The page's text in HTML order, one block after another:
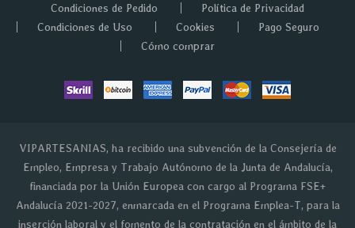
Condiciones de Pedido
Política de Privacidad
Condiciones de Uso
Cookies
Pago Seguro
Cómo comprar
VIPARTESANIAS, ha recibido una subvención de la Consejería de
Empleo, Empresa y Trabajo Autónomo de la Junta de Andalucía,
financiada por la Unión Europea con cargo al Programa FSE+
Andalucía 2021-2027, enmarcada en el Programa Emplea-T, para la
inserción laboral y el fomento de la contratación en el ámbito de la